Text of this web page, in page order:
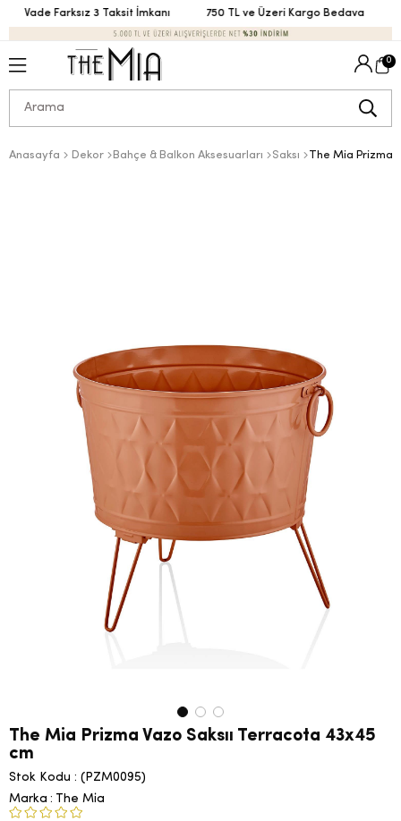
Vade Farksız 3 Taksit İmkanı 750 TL ve Üzeri Kargo Bedava
0
Anasayfa Dekor Bahçe & Balkon Aksesuarları Saksı The Mia Prizma
The Mia Prizma Vazo Saksıı Terracota 43x45
cm
Stok Kodu
(PZM0095)
Marka : The Mia